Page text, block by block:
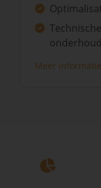
onderhoud
Meer